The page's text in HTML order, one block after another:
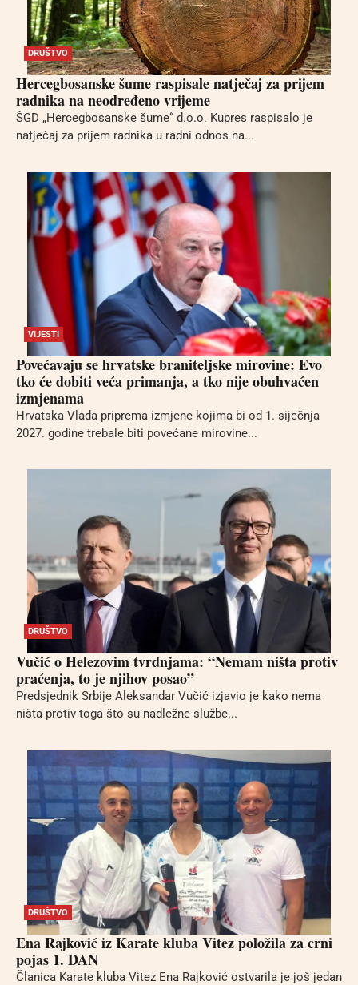
DRUŠTVO
Hercegbosanske šume raspisale natječaj za prijem
radnika na neodređeno vrijeme
ŠGD „Hercegbosanske šume“ d.o.o. Kupres raspisalo je
natječaj za prijem radnika u radni odnos na...
VIJESTI
Povećavaju se hrvatske braniteljske mirovine: Evo
tko će dobiti veća primanja, a tko nije obuhvaćen
izmjenama
Hrvatska Vlada priprema izmjene kojima bi od 1. siječnja
2027. godine trebale biti povećane mirovine...
DRUŠTVO
Vučić o Helezovim tvrdnjama: “Nemam ništa protiv
praćenja, to je njihov posao”
Predsjednik Srbije Aleksandar Vučić izjavio je kako nema
ništa protiv toga što su nadležne službe...
DRUŠTVO
Ena Rajković iz Karate kluba Vitez položila za crni
pojas 1. DAN
Članica Karate kluba Vitez Ena Rajković ostvarila je još jedan